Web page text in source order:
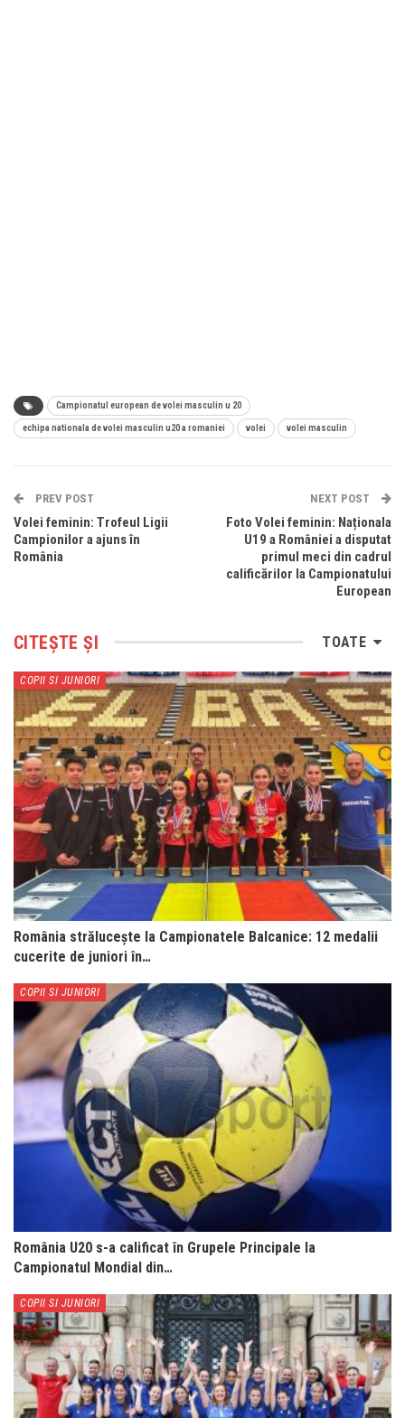
Campionatul european de volei masculin u 20
echipa nationala de volei masculin u20 a romaniei volei volei masculin
PREV POST
Volei feminin: Trofeul Ligii
Campionilor a ajuns în
România
NEXT POST
Foto Volei feminin: Naționala
U19 a României a disputat
primul meci din cadrul
calificărilor la Campionatului
European
TOATE
CITEȘTE ȘI
COPII SI JUNIORI
România strălucește la Campionatele Balcanice: 12 medalii
cucerite de juniori în…
COPII SI JUNIORI
România U20 s-a calificat în Grupele Principale la
Campionatul Mondial din…
COPII SI JUNIORI